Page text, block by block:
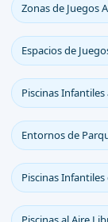
Zonas de Juegos
Espacios de
Piscinas Infantiles
Entornos de
Piscinas Infantiles